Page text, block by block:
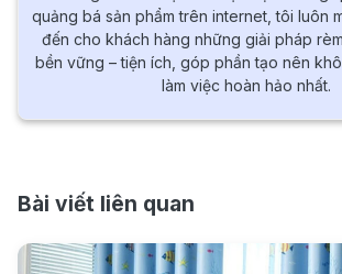
quảng bá sản phẩm trên internet, tôi luôn
đến cho khách hàng những giải pháp
bền vững – tiện ích, góp phần tạo nên
làm việc hoàn hảo nhất.
Bài viết liên quan